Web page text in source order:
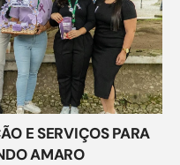
E SERVIÇOS PARA
AMARO